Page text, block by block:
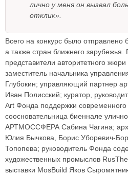
лично у меня он вызвал
отклик».
Всего на конкурс было отправлено
а также стран ближнего
представители авторитетного
заместитель начальника
Глубокин; управляющий партнер
Иван Полисский; куратор,
Art Фонда поддержки современного
соосновательница биеннале
АРТМОССФЕРА Сабина Чагина;
Юлия Бычкова, Борис Уборевич-
Топопева; руководитель Фонда
художественных промыслов
выставки MosBuild Яков